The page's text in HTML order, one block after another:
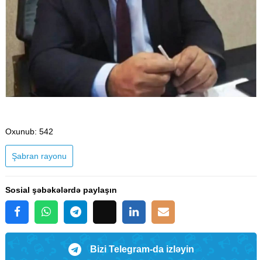
Oxunub: 542
Şabran rayonu
Sosial şəbəkələrdə paylaşın
Bizi Telegram-da izləyin